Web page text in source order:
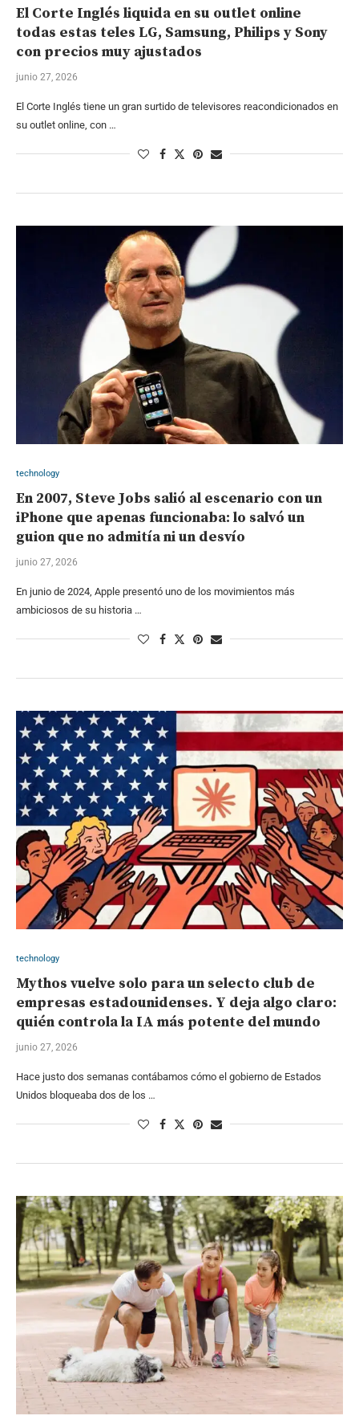
El Corte Inglés liquida en su outlet online
todas estas teles LG, Samsung, Philips y Sony
con precios muy ajustados
junio 27, 2026
El Corte Inglés tiene un gran surtido de televisores reacondicionados en
su outlet online, con …
technology
En 2007, Steve Jobs salió al escenario con un
iPhone que apenas funcionaba: lo salvó un
guion que no admitía ni un desvío
junio 27, 2026
En junio de 2024, Apple presentó uno de los movimientos más
ambiciosos de su historia …
technology
Mythos vuelve solo para un selecto club de
empresas estadounidenses. Y deja algo claro:
quién controla la IA más potente del mundo
junio 27, 2026
Hace justo dos semanas contábamos cómo el gobierno de Estados
Unidos bloqueaba dos de los …